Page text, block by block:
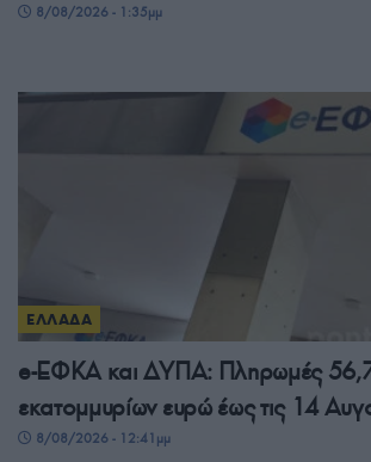
8/08/2026 - 1:35μμ
ΕΛΛΑΔΑ
e-ΕΦΚΑ και ΔΥΠΑ: Πληρωμές
εκατομμυρίων ευρώ έως τις 14
8/08/2026 - 12:41μμ